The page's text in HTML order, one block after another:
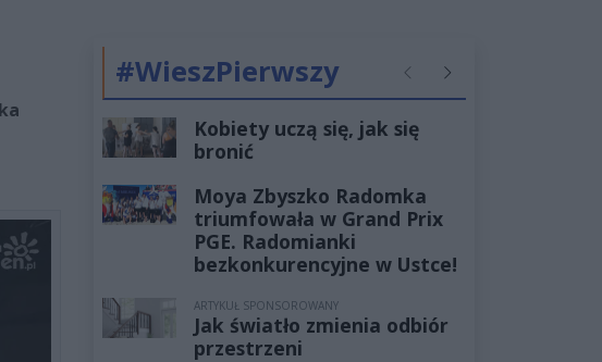
#WieszPierwszy PoprzednieNastępne
Kobiety uczą się, jak się
bronić
Moya Zbyszko Radomka
triumfowała w Grand Prix
PGE. Radomianki
bezkonkurencyjne w Ustce!
ARTYKUŁ SPONSOROWANY
Jak światło zmienia odbiór
przestrzeni